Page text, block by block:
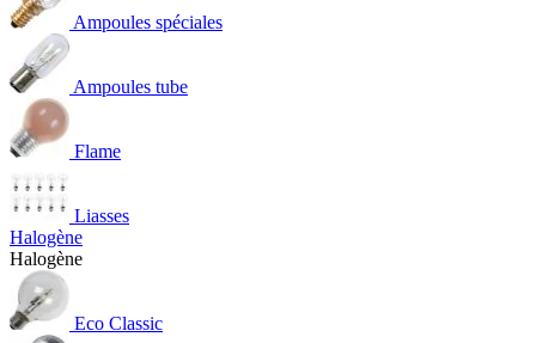
Ampoules spéciales
Ampoules tube
Flame
Liasses
Halogène
Halogène
Eco Classic